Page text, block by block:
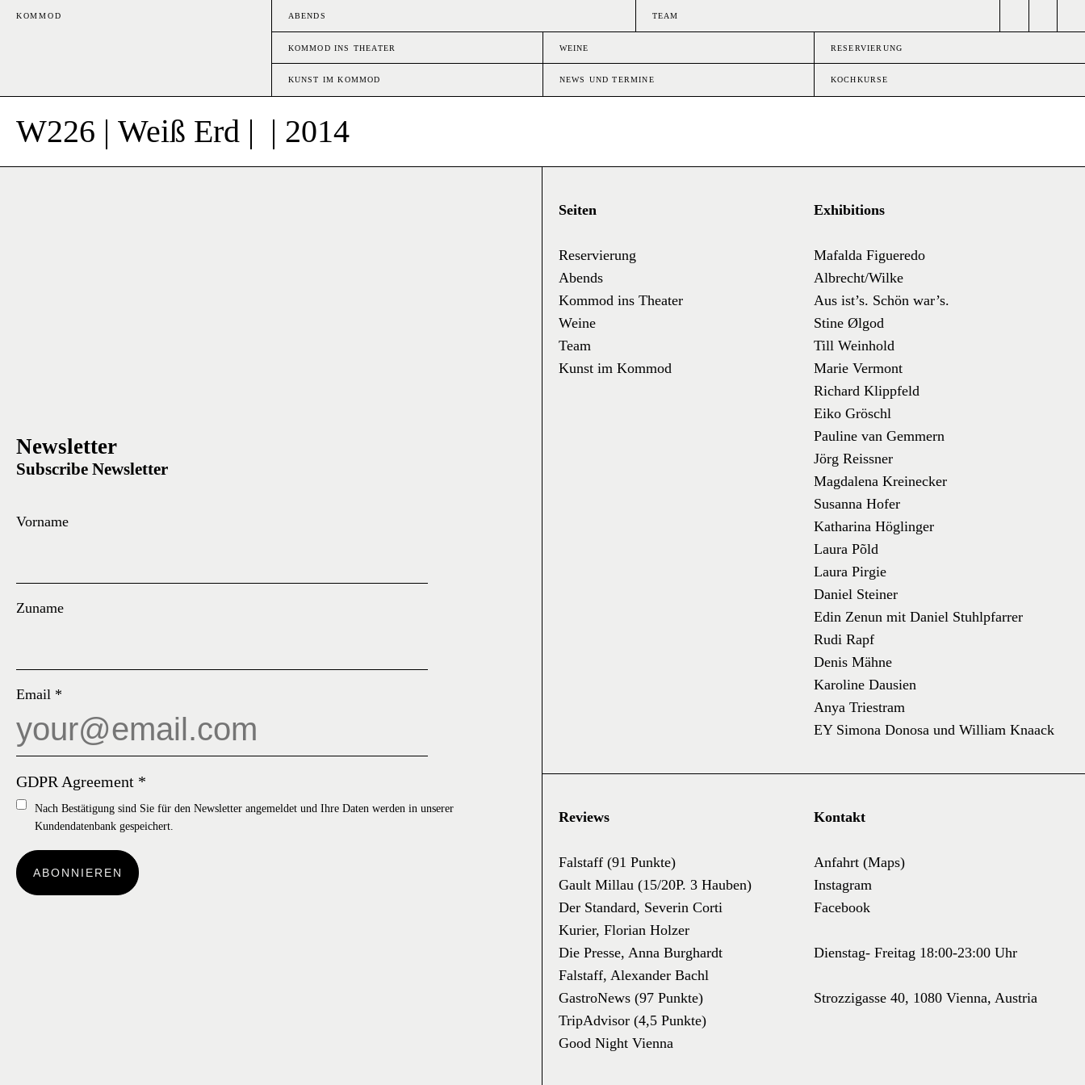
KOMMOD ABENDS TEAM
KOMMOD INS THEATER WEINE RESERVIERUNG
KUNST IM KOMMOD NEWS UND TERMINE KOCHKURSE
W226 | Weiß Erd | | 2014
Newsletter
Subscribe Newsletter
Vorname
Zuname
Email *
GDPR Agreement *
Nach Bestätigung sind Sie für den Newsletter angemeldet und Ihre Daten werden in unserer
Kundendatenbank gespeichert.
ABONNIEREN
Seiten
Reservierung
Abends
Kommod ins Theater
Weine
Team
Kunst im Kommod
Exhibitions
Mafalda Figueredo
Albrecht/Wilke
Aus ist’s. Schön war’s.
Stine Ølgod
Till Weinhold
Marie Vermont
Richard Klippfeld
Eiko Gröschl
Pauline van Gemmern
Jörg Reissner
Magdalena Kreinecker
Susanna Hofer
Katharina Höglinger
Laura Põld
Laura Pirgie
Daniel Steiner
Edin Zenun mit Daniel Stuhlpfarrer
Rudi Rapf
Denis Mähne
Karoline Dausien
Anya Triestram
EY Simona Donosa und William Knaack
Reviews
Falstaff (91 Punkte)
Gault Millau (15/20P. 3 Hauben)
Der Standard, Severin Corti
Kurier, Florian Holzer
Die Presse, Anna Burghardt
Falstaff, Alexander Bachl
GastroNews (97 Punkte)
TripAdvisor (4,5 Punkte)
Good Night Vienna
Kontakt
Anfahrt (Maps)
Instagram
Facebook
Dienstag- Freitag 18:00-23:00 Uhr
Strozzigasse 40, 1080 Vienna, Austria